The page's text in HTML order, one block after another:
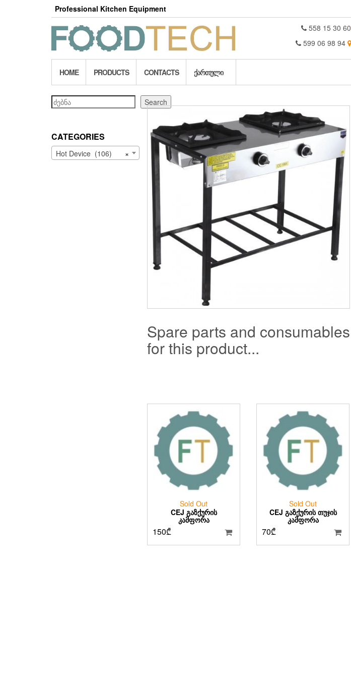
Professional Kitchen Equipment
558 15 30 60
599 06 98 94
HOME PRODUCTS CONTACTS ᲥᲐᲠᲗᲣᲚᲘ
Search Search
CATEGORIES
×
Hot Device (106)
Spare parts and consumables
for this product...
Sold Out
CEJ ᲒᲐᲖᲥᲣᲠᲘᲡ
ᲙᲐᲛᲤᲝᲠᲐ
150₾
Sold Out
CEJ ᲒᲐᲖᲥᲣᲠᲘᲡ ᲗᲣᲯᲘᲡ
ᲙᲐᲛᲤᲝᲠᲐ
70₾